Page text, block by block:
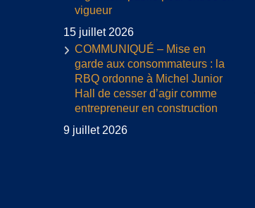
vigueur
15 juillet 2026
COMMUNIQUÉ – Mise en
garde aux consommateurs : la
RBQ ordonne à Michel Junior
Hall de cesser d’agir comme
entrepreneur en construction
9 juillet 2026